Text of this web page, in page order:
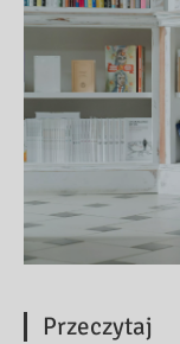
Przeczytaj